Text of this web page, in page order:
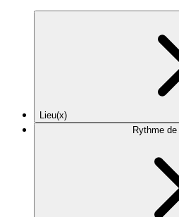
Lieu(x)
Rythme